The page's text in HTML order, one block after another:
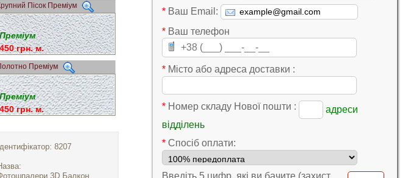
Пісок Преміум
Преміум
450 грн. м.
Преміум
Преміум
450 грн. м.
8207
3D Балкон
* Ваш Email:
* Ваш телефон
* Місто або адреса доставки :
* Номер складу Нової пошти :
адреси
відділень
* Cпосіб оплати:
Введіть 5 цифр, які ви бачите (захист